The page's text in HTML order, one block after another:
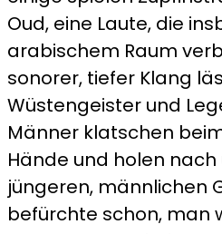
Oud, eine Laute, die
arabischem Raum
sonorer, tiefer Klang
Wüstengeister und
Männer klatschen
Hände und holen
jüngeren, männlichen
befürchte schon, man